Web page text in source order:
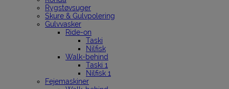
Rygstøvsuger
Skure & Gulvpolering
Gulvvasker
Ride-on
Taski
Nilfisk
Walk-behind
Taski 1
Nilfisk 1
Fejemaskiner